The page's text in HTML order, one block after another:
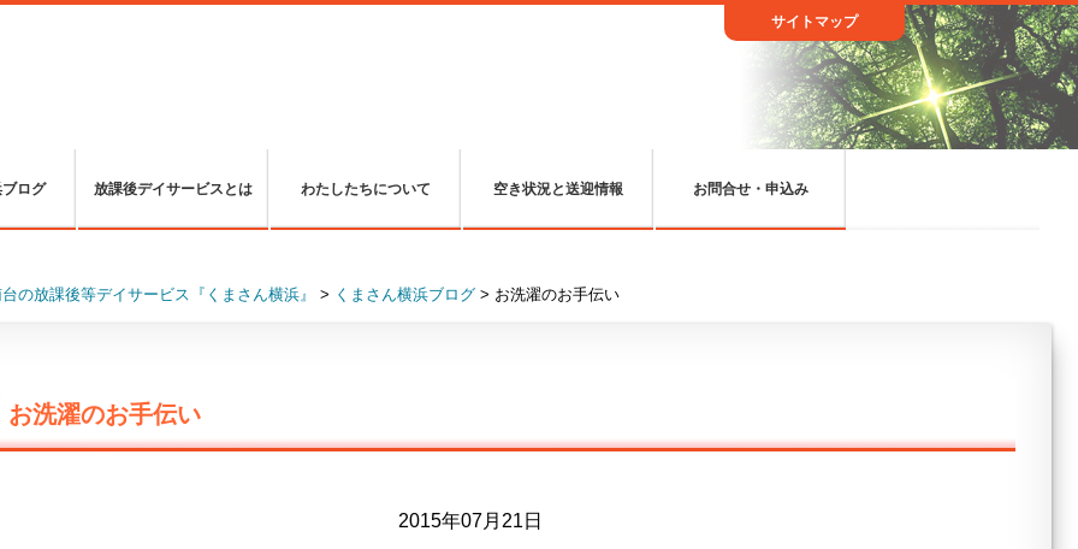
サイトマップ
ログ 放課後デイサービスとは わたしたちについて 空き状況と送迎情報 お問合せ・申込み
の放課後等デイサービス『くまさん横浜』 > くまさん横浜ブログ > お洗濯のお手伝い
お洗濯のお手伝い
2015年07月21日